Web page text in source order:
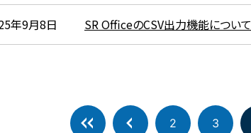
年9月8日 SR OfficeのCSV出力機能について
2 3